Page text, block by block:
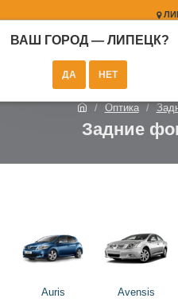
ВАШ ГОРОД — ЛИПЕЦК?
Оптика
Задние
Auris Avensis